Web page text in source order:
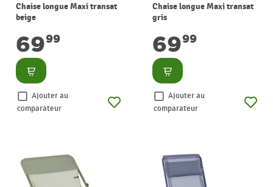
Chaise longue Maxi transat
beige
6999
Consulter
Ajouter au
comparateur
Chaise longue Maxi transat
gris
6999
Consulter
Ajouter au
comparateur